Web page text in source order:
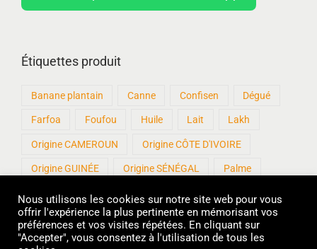
Étiquettes produit
Banane plantain Canne Confisen Dégué
Farfoa Foufou Huile Lait Lakh
Origine CAMEROUN Origine CÔTE D'IVOIRE
Origine GUINÉE Origine SÉNÉGAL Palme
Patisen Produits artisanaux Roux
sans Gluten Sucre Thiakry Thiere
Nous utilisons les cookies sur notre site web pour vous
offrir l'expérience la plus pertinente en mémorisant vos
préférences et vos visites répétées. En cliquant sur
"Accepter", vous consentez à l'utilisation de tous les